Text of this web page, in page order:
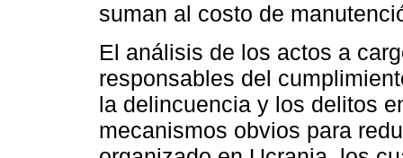
suman al costo de
El análisis de los actos a
responsables del
la delincuencia y los delitos
mecanismos obvios para